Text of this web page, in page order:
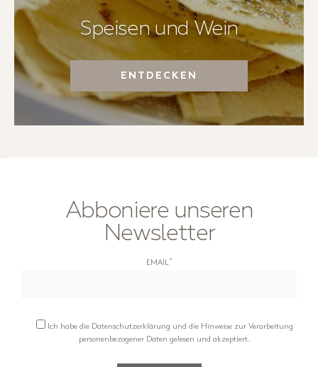
Speisen und Wein
ENTDECKEN
Abboniere unseren
Newsletter
EMAIL*
Ich habe die Datenschutzerklärung und die Hinweise zur Verarbeitung
personenbezogener Daten gelesen und akzeptiert.